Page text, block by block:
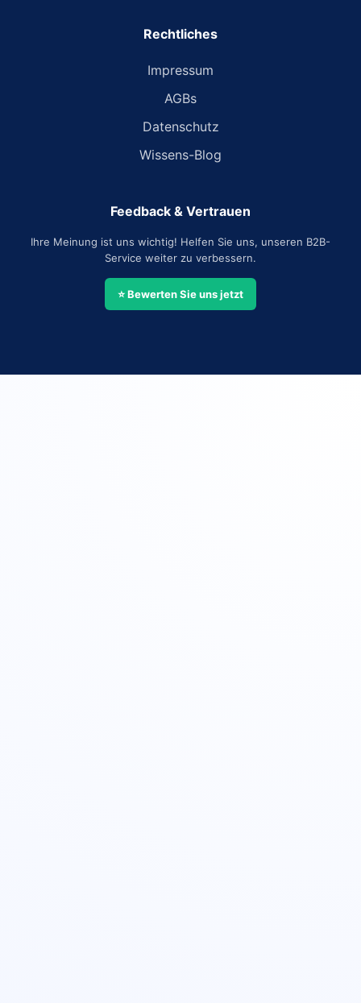
Rechtliches
Impressum
AGBs
Datenschutz
Wissens-Blog
Feedback & Vertrauen
Ihre Meinung ist uns wichtig! Helfen Sie uns, unseren B2B-
Service weiter zu verbessern.
⭐ Bewerten Sie uns jetzt